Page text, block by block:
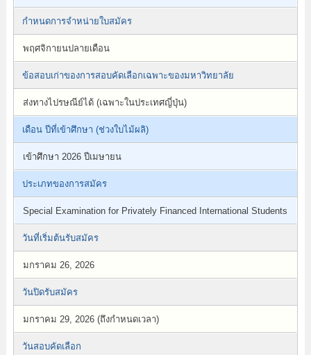
กำหนดการจำหน่ายใบสมัคร
พฤศจิกายนปลายเดือน
ข้อสอบเก่าของการสอบคัดเลือกเฉพาะของมหาวิทยาลัย
ส่งทางไปรษณีย์ได้ (เฉพาะในประเทศญี่ปุ่น)
เดือน ปีที่เข้าศึกษา (ช่วงใบไม้ผลิ)
เข้าศึกษา 2026 ปีเมษายน
ประเภทของการสมัคร
Special Examination for Privately Financed International Students
วันที่เริ่มต้นรับสมัคร
มกราคม 26, 2026
วันปิดรับสมัคร
มกราคม 29, 2026 (ถึงกำหนดเวลา)
วันสอบคัดเลือก